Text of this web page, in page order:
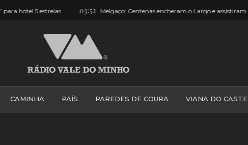
03:52 Melgaço: Centenas encheram o Largo e assistiram a desfile de moda
CAMINHA PAÍS PAREDES DE COURA VIANA DO